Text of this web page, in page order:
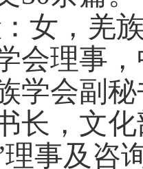
：女，羌
会理事
学会副
长，文
事及咨